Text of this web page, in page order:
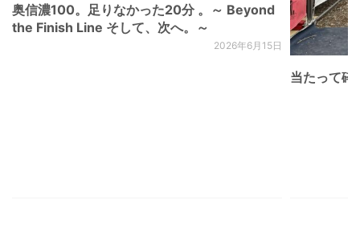
奥信濃100。足りなかった20分 。～ Beyond
the Finish Line そして、次へ。～
2026年6月15日
当たって砕